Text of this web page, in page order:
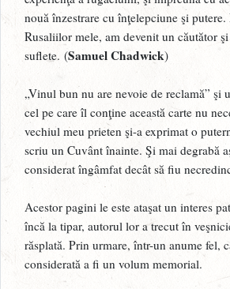
nouă înzestrare cu înţelepciune şi
Rusaliilor mele, am devenit un căutător
suflete. (Samuel Chadwick)
„Vinul bun nu are nevoie de reclamă” şi
cel pe care îl conţine această carte nu
vechiul meu prieten şi-a exprimat o
scriu un Cuvânt înainte. Şi mai degrabă
considerat îngâmfat decât să fiu
Acestor pagini le este ataşat un interes
încă la tipar, autorul lor a trecut în
răsplată. Prin urmare, într-un anume fel,
considerată a fi un volum memorial.